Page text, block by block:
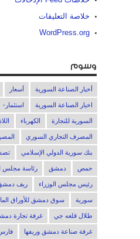
خلاصة التعليقات
WordPress.org
وسوم
أخبار الصناعة السورية أسعار
اخبار الصناعة السورية استثمار-
السورية للتجارة الكهرباء
المصرف التجاري السوري
بنك سورية الدولي الإسلامي
حمص دمشق رئاسة مجلس
رئيس مجلس الوزراء ريف
سورية سوق دمشق للأوراق
طلال قلعه جي غرفة تجارة
غرفة صناعة دمشق وريفها